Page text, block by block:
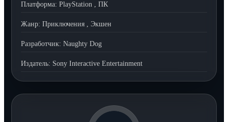
Платформа: PlayStation , ПК
Жанр: Приключения , Экшен
Разработчик: Naughty Dog
Издатель: Sony Interactive Entertainment